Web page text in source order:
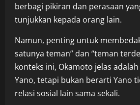
berbagi pikiran dan perasaan
tunjukkan kepada orang lain.
Namun, penting untuk
satunya teman” dan “teman
konteks ini, Okamoto jelas
Yano, tetapi bukan berarti Yano
relasi sosial lain sama sekali.